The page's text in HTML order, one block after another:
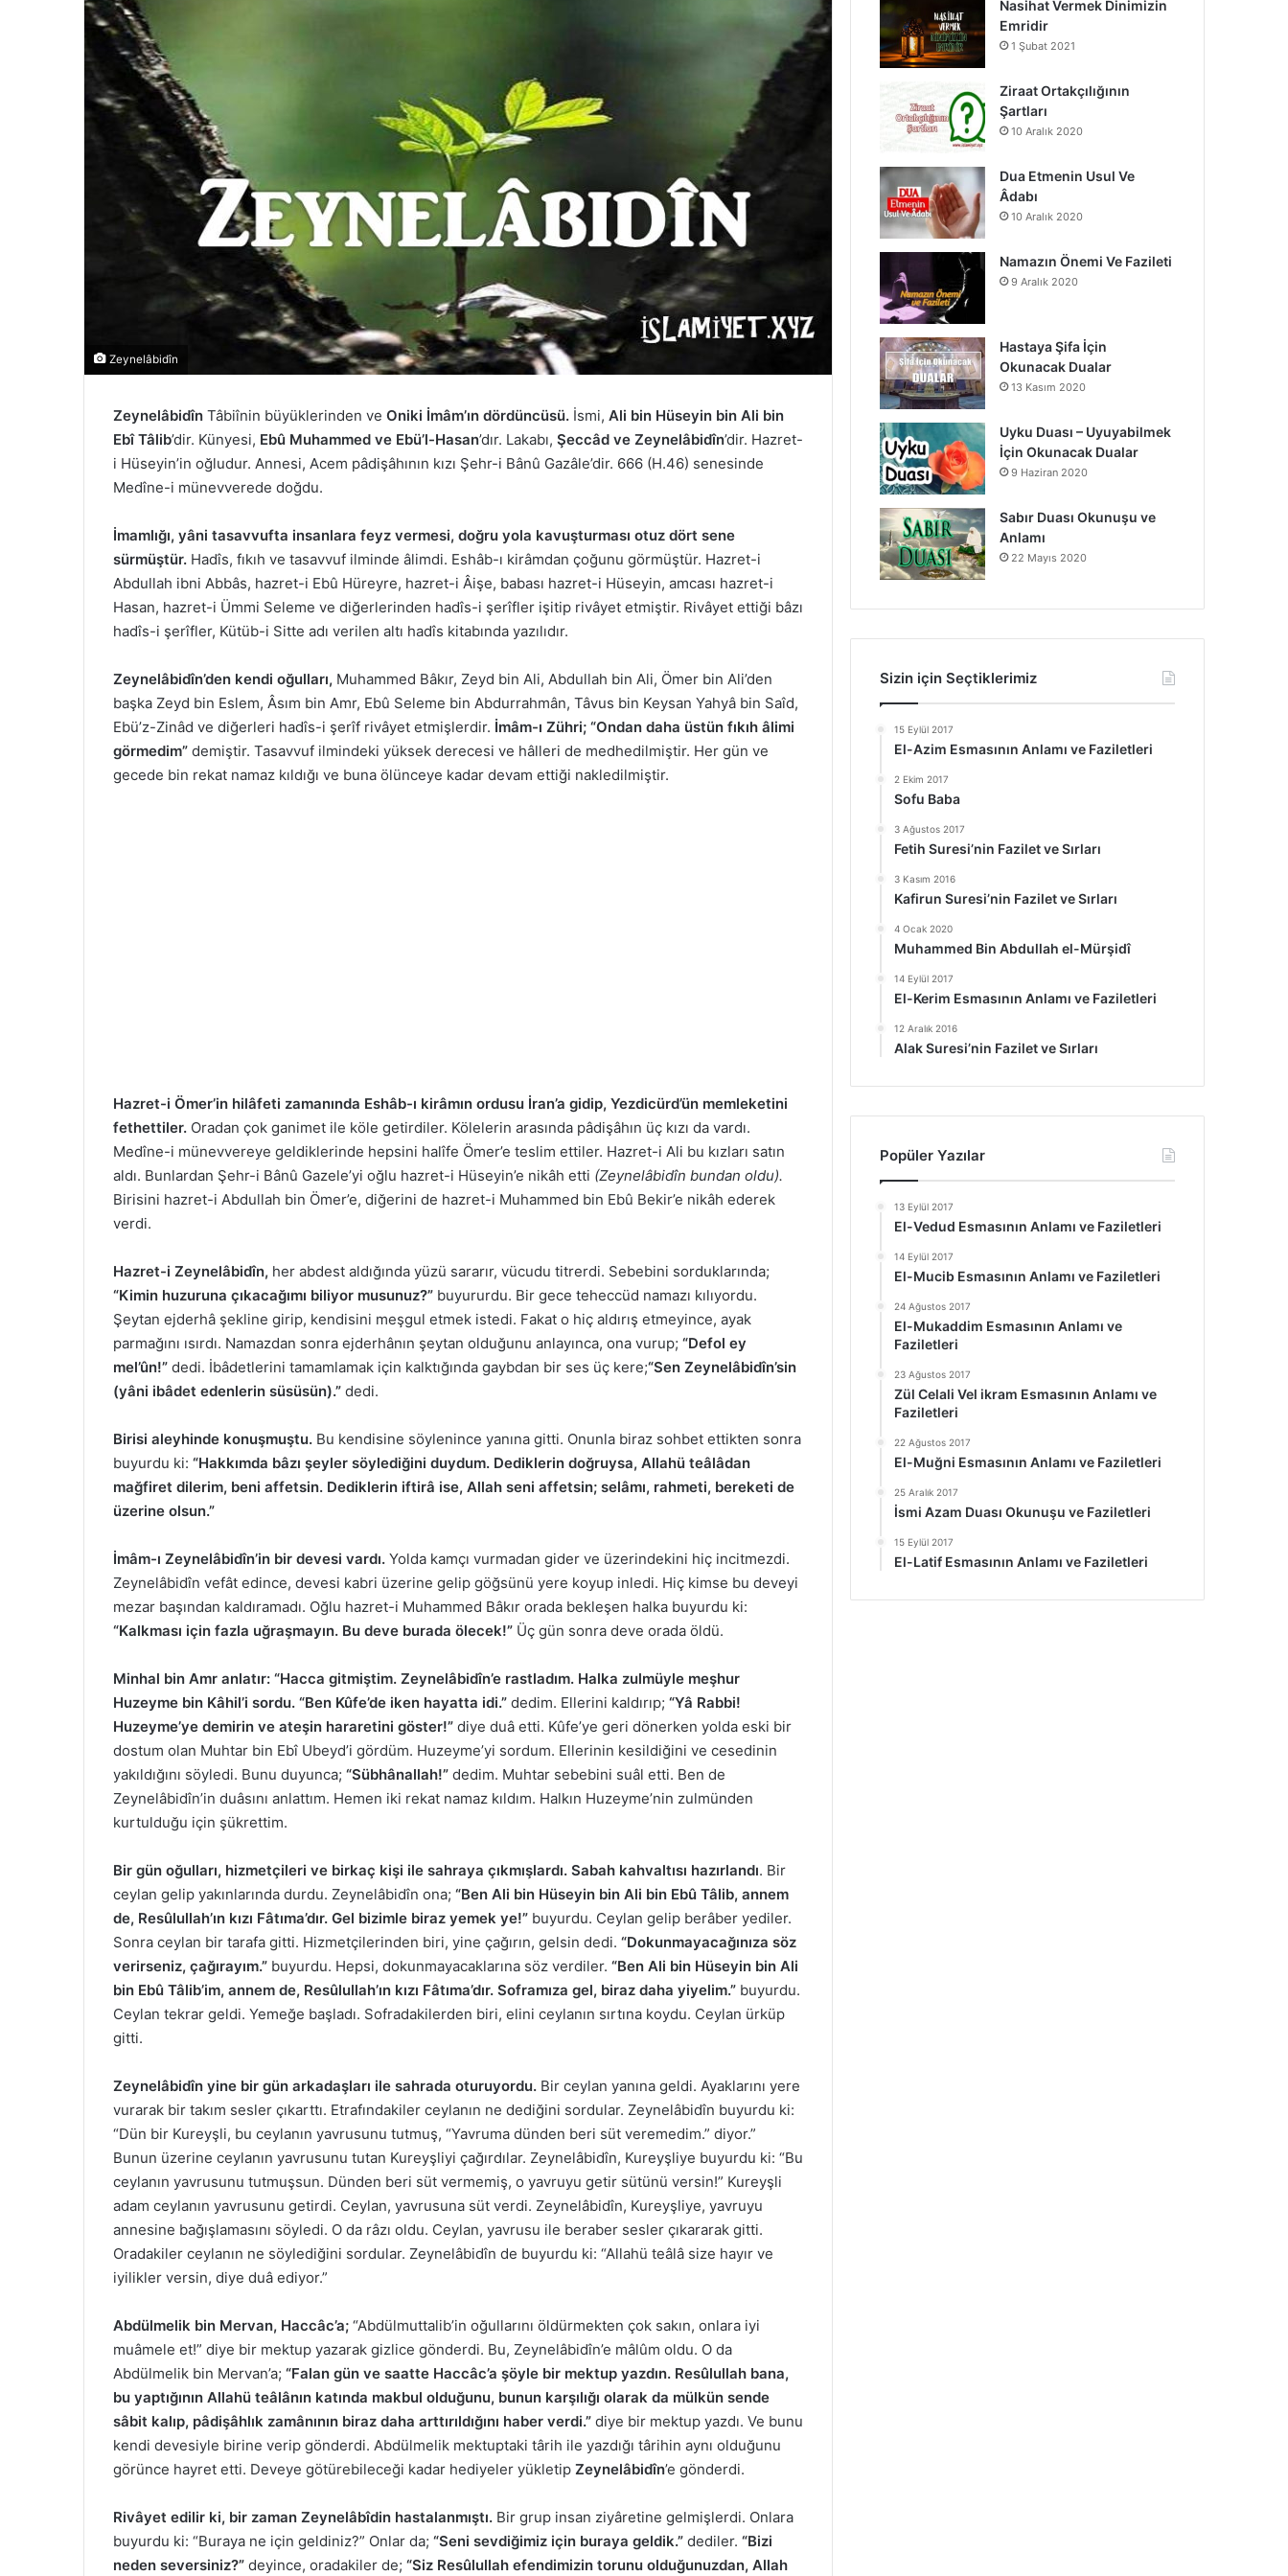
Zeynelâbidîn
Zeynelâbidîn Tâbiînin büyüklerinden ve Oniki İmâm’ın dördüncüsü. İsmi, Ali bin Hüseyin bin Ali bin
Ebî Tâlib’dir. Künyesi, Ebû Muhammed ve Ebü’l-Hasan’dır. Lakabı, Şeccâd ve Zeynelâbidîn’dir. Hazret-
i Hüseyin’in oğludur. Annesi, Acem pâdişâhının kızı Şehr-i Bânû Gazâle’dir. 666 (H.46) senesinde
Medîne-i münevverede doğdu.
İmamlığı, yâni tasavvufta insanlara feyz vermesi, doğru yola kavuşturması otuz dört sene
sürmüştür. Hadîs, fıkıh ve tasavvuf ilminde âlimdi. Eshâb-ı kirâmdan çoğunu görmüştür. Hazret-i
Abdullah ibni Abbâs, hazret-i Ebû Hüreyre, hazret-i Âişe, babası hazret-i Hüseyin, amcası hazret-i
Hasan, hazret-i Ümmi Seleme ve diğerlerinden hadîs-i şerîfler işitip rivâyet etmiştir. Rivâyet ettiği bâzı
hadîs-i şerîfler, Kütüb-i Sitte adı verilen altı hadîs kitabında yazılıdır.
Zeynelâbidîn’den kendi oğulları, Muhammed Bâkır, Zeyd bin Ali, Abdullah bin Ali, Ömer bin Ali’den
başka Zeyd bin Eslem, Âsım bin Amr, Ebû Seleme bin Abdurrahmân, Tâvus bin Keysan Yahyâ bin Saîd,
Ebü’z-Zinâd ve diğerleri hadîs-i şerîf rivâyet etmişlerdir. İmâm-ı Zühri; “Ondan daha üstün fıkıh âlimi
görmedim” demiştir. Tasavvuf ilmindeki yüksek derecesi ve hâlleri de medhedilmiştir. Her gün ve
gecede bin rekat namaz kıldığı ve buna ölünceye kadar devam ettiği nakledilmiştir.
Hazret-i Ömer’in hilâfeti zamanında Eshâb-ı kirâmın ordusu İran’a gidip, Yezdicürd’ün memleketini
fethettiler. Oradan çok ganimet ile köle getirdiler. Kölelerin arasında pâdişâhın üç kızı da vardı.
Medîne-i münevvereye geldiklerinde hepsini halîfe Ömer’e teslim ettiler. Hazret-i Ali bu kızları satın
aldı. Bunlardan Şehr-i Bânû Gazele’yi oğlu hazret-i Hüseyin’e nikâh etti (Zeynelâbidîn bundan oldu).
Birisini hazret-i Abdullah bin Ömer’e, diğerini de hazret-i Muhammed bin Ebû Bekir’e nikâh ederek
verdi.
Hazret-i Zeynelâbidîn, her abdest aldığında yüzü sararır, vücudu titrerdi. Sebebini sorduklarında;
“Kimin huzuruna çıkacağımı biliyor musunuz?” buyururdu. Bir gece teheccüd namazı kılıyordu.
Şeytan ejderhâ şekline girip, kendisini meşgul etmek istedi. Fakat o hiç aldırış etmeyince, ayak
parmağını ısırdı. Namazdan sonra ejderhânın şeytan olduğunu anlayınca, ona vurup; “Defol ey
mel’ûn!” dedi. İbâdetlerini tamamlamak için kalktığında gaybdan bir ses üç kere;“Sen Zeynelâbidîn’sin
(yâni ibâdet edenlerin süsüsün).” dedi.
Birisi aleyhinde konuşmuştu. Bu kendisine söylenince yanına gitti. Onunla biraz sohbet ettikten sonra
buyurdu ki: “Hakkımda bâzı şeyler söylediğini duydum. Dediklerin doğruysa, Allahü teâlâdan
mağfiret dilerim, beni affetsin. Dediklerin iftirâ ise, Allah seni affetsin; selâmı, rahmeti, bereketi de
üzerine olsun.”
İmâm-ı Zeynelâbidîn’in bir devesi vardı. Yolda kamçı vurmadan gider ve üzerindekini hiç incitmezdi.
Zeynelâbidîn vefât edince, devesi kabri üzerine gelip göğsünü yere koyup inledi. Hiç kimse bu deveyi
mezar başından kaldıramadı. Oğlu hazret-i Muhammed Bâkır orada bekleşen halka buyurdu ki:
“Kalkması için fazla uğraşmayın. Bu deve burada ölecek!” Üç gün sonra deve orada öldü.
Minhal bin Amr anlatır: “Hacca gitmiştim. Zeynelâbidîn’e rastladım. Halka zulmüyle meşhur
Huzeyme bin Kâhil’i sordu. “Ben Kûfe’de iken hayatta idi.” dedim. Ellerini kaldırıp; “Yâ Rabbi!
Huzeyme’ye demirin ve ateşin hararetini göster!” diye duâ etti. Kûfe’ye geri dönerken yolda eski bir
dostum olan Muhtar bin Ebî Ubeyd’i gördüm. Huzeyme’yi sordum. Ellerinin kesildiğini ve cesedinin
yakıldığını söyledi. Bunu duyunca; “Sübhânallah!” dedim. Muhtar sebebini suâl etti. Ben de
Zeynelâbidîn’in duâsını anlattım. Hemen iki rekat namaz kıldım. Halkın Huzeyme’nin zulmünden
kurtulduğu için şükrettim.
Bir gün oğulları, hizmetçileri ve birkaç kişi ile sahraya çıkmışlardı. Sabah kahvaltısı hazırlandı. Bir
ceylan gelip yakınlarında durdu. Zeynelâbidîn ona; “Ben Ali bin Hüseyin bin Ali bin Ebû Tâlib, annem
de, Resûlullah’ın kızı Fâtıma’dır. Gel bizimle biraz yemek ye!” buyurdu. Ceylan gelip berâber yediler.
Sonra ceylan bir tarafa gitti. Hizmetçilerinden biri, yine çağırın, gelsin dedi. “Dokunmayacağınıza söz
verirseniz, çağırayım.” buyurdu. Hepsi, dokunmayacaklarına söz verdiler. “Ben Ali bin Hüseyin bin Ali
bin Ebû Tâlib’im, annem de, Resûlullah’ın kızı Fâtıma’dır. Soframıza gel, biraz daha yiyelim.” buyurdu.
Ceylan tekrar geldi. Yemeğe başladı. Sofradakilerden biri, elini ceylanın sırtına koydu. Ceylan ürküp
gitti.
Zeynelâbidîn yine bir gün arkadaşları ile sahrada oturuyordu. Bir ceylan yanına geldi. Ayaklarını yere
vurarak bir takım sesler çıkarttı. Etrafındakiler ceylanın ne dediğini sordular. Zeynelâbidîn buyurdu ki:
“Dün bir Kureyşli, bu ceylanın yavrusunu tutmuş, “Yavruma dünden beri süt veremedim.” diyor.”
Bunun üzerine ceylanın yavrusunu tutan Kureyşliyi çağırdılar. Zeynelâbidîn, Kureyşliye buyurdu ki: “Bu
ceylanın yavrusunu tutmuşsun. Dünden beri süt vermemiş, o yavruyu getir sütünü versin!” Kureyşli
adam ceylanın yavrusunu getirdi. Ceylan, yavrusuna süt verdi. Zeynelâbidîn, Kureyşliye, yavruyu
annesine bağışlamasını söyledi. O da râzı oldu. Ceylan, yavrusu ile beraber sesler çıkararak gitti.
Oradakiler ceylanın ne söylediğini sordular. Zeynelâbidîn de buyurdu ki: “Allahü teâlâ size hayır ve
iyilikler versin, diye duâ ediyor.”
Abdülmelik bin Mervan, Haccâc’a; “Abdülmuttalib’in oğullarını öldürmekten çok sakın, onlara iyi
muâmele et!” diye bir mektup yazarak gizlice gönderdi. Bu, Zeynelâbidîn’e mâlûm oldu. O da
Abdülmelik bin Mervan’a; “Falan gün ve saatte Haccâc’a şöyle bir mektup yazdın. Resûlullah bana,
bu yaptığının Allahü teâlânın katında makbul olduğunu, bunun karşılığı olarak da mülkün sende
sâbit kalıp, pâdişâhlık zamânının biraz daha arttırıldığını haber verdi.” diye bir mektup yazdı. Ve bunu
kendi devesiyle birine verip gönderdi. Abdülmelik mektuptaki târih ile yazdığı târihin aynı olduğunu
görünce hayret etti. Deveye götürebileceği kadar hediyeler yükletip Zeynelâbidîn’e gönderdi.
Rivâyet edilir ki, bir zaman Zeynelâbîdin hastalanmıştı. Bir grup insan ziyâretine gelmişlerdi. Onlara
buyurdu ki: “Buraya ne için geldiniz?” Onlar da; “Seni sevdiğimiz için buraya geldik.” dediler. “Bizi
neden seversiniz?” deyince, oradakiler de; “Siz Resûlullah efendimizin torunu olduğunuzdan, Allah
o
o
k
b
g
a
Nasihat Vermek Dinimizin
Emridir
1 Şubat 2021
Ziraat Ortakçılığının
Şartları
10 Aralık 2020
Dua Etmenin Usul Ve
Âdabı
10 Aralık 2020
Namazın Önemi Ve Fazileti
9 Aralık 2020
Hastaya Şifa İçin
Okunacak Dualar
13 Kasım 2020
Uyku Duası – Uyuyabilmek
İçin Okunacak Dualar
9 Haziran 2020
Sabır Duası Okunuşu ve
Anlamı
22 Mayıs 2020
Sizin için Seçtiklerimiz
15 Eylül 2017
El-Azim Esmasının Anlamı ve Faziletleri
2 Ekim 2017
Sofu Baba
3 Ağustos 2017
Fetih Suresi’nin Fazilet ve Sırları
3 Kasım 2016
Kafirun Suresi’nin Fazilet ve Sırları
4 Ocak 2020
Muhammed Bin Abdullah el-Mürşidî
14 Eylül 2017
El-Kerim Esmasının Anlamı ve Faziletleri
12 Aralık 2016
Alak Suresi’nin Fazilet ve Sırları
Popüler Yazılar
13 Eylül 2017
El-Vedud Esmasının Anlamı ve Faziletleri
14 Eylül 2017
El-Mucib Esmasının Anlamı ve Faziletleri
24 Ağustos 2017
El-Mukaddim Esmasının Anlamı ve
Faziletleri
23 Ağustos 2017
Zül Celali Vel ikram Esmasının Anlamı ve
Faziletleri
22 Ağustos 2017
El-Muğni Esmasının Anlamı ve Faziletleri
25 Aralık 2017
İsmi Azam Duası Okunuşu ve Faziletleri
15 Eylül 2017
El-Latif Esmasının Anlamı ve Faziletleri